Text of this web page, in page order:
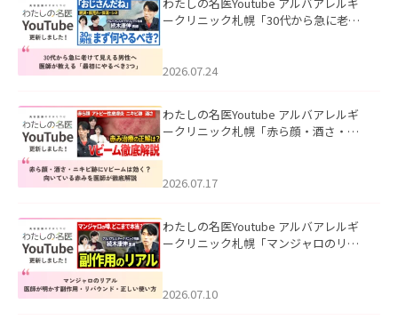
ークリニック札幌「30代から急に老け
た。
2026.07.24
わたしの名医Youtube アルバアレルギ
ークリニック札幌「赤ら顔・酒さ・ニ
した。
2026.07.17
わたしの名医Youtube アルバアレルギ
ークリニック札幌「マンジャロのリア
た。
2026.07.10